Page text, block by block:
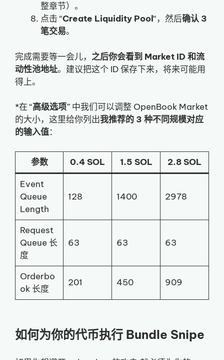
整章节）。
点击 “Create Liquidity Pool“，然后确认 3
笔交易。
完成需要等一会儿， 之后你会看到 Market ID 和流
动性池地址。建议把这个 ID 保存下来，将来可能用
得上。
*在 “高级选项” 中我们可以调整 OpenBook Market
的大小，这里给你列出我推荐的 3 种不同规模对应
的输入值：
参数 0.4 SOL 1.5 SOL
2.8 SOL
Event
Queue
Length
128 1400 2978
Request
Queue 长
度
63 63 63
Orderbo
ok 长度
201 450 909
如何为你的代币执行 Bundle Snipe